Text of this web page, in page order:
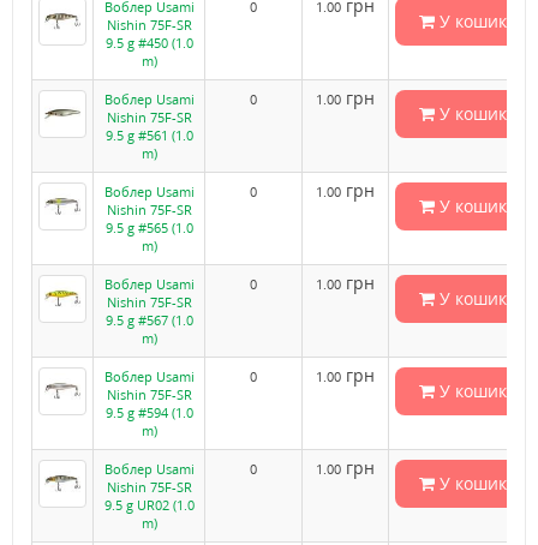
Воблер Usami
Nishin 75F-SR
9.5 g #450 (1.0
m)
0 1.00 грн
У кошик
Воблер Usami
Nishin 75F-SR
9.5 g #561 (1.0
m)
0 1.00 грн
У кошик
Воблер Usami
Nishin 75F-SR
9.5 g #565 (1.0
m)
0 1.00 грн
У кошик
Воблер Usami
Nishin 75F-SR
9.5 g #567 (1.0
m)
0 1.00 грн
У кошик
Воблер Usami
Nishin 75F-SR
9.5 g #594 (1.0
m)
0 1.00 грн
У кошик
Воблер Usami
Nishin 75F-SR
9.5 g UR02 (1.0
m)
0 1.00 грн
У кошик